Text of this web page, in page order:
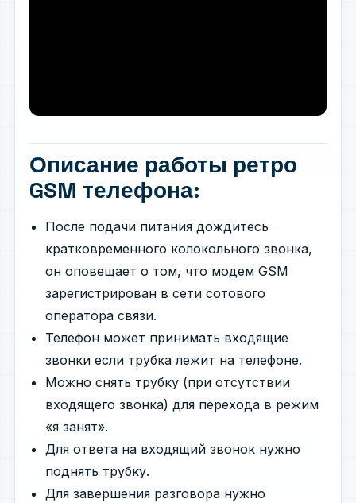
Описание работы ретро
GSM телефона:
После подачи питания дождитесь
кратковременного колокольного звонка,
он оповещает о том, что модем GSM
зарегистрирован в сети сотового
оператора связи.
Телефон может принимать входящие
звонки если трубка лежит на телефоне.
Можно снять трубку (при отсутствии
входящего звонка) для перехода в режим
«я занят».
Для ответа на входящий звонок нужно
поднять трубку.
Для завершения разговора нужно